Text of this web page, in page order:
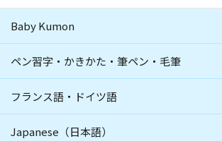
Baby Kumon
ペン習字・かきかた・筆ペン・毛筆
フランス語・ドイツ語
Japanese（日本語）